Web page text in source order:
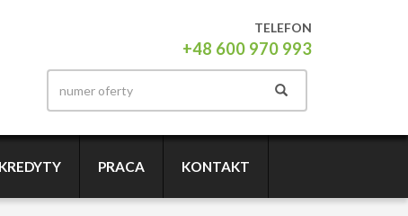
TELEFON
+48 600 970 993
KREDYTY PRACA KONTAKT